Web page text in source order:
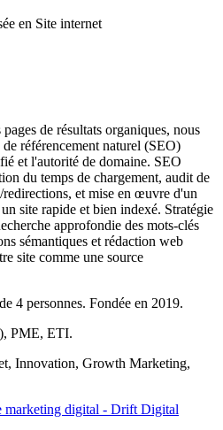
en Site internet
de résultats organiques, nous
référencement naturel (SEO)
et l'autorité de domaine. SEO
du temps de chargement, audit de
et mise en œuvre d'un
site rapide et bien indexé. Stratégie
approfondie des mots-clés
sémantiques et rédaction web
site comme une source
4 personnes. Fondée en 2019.
PME, ETI.
Innovation, Growth Marketing,
digital - Drift Digital